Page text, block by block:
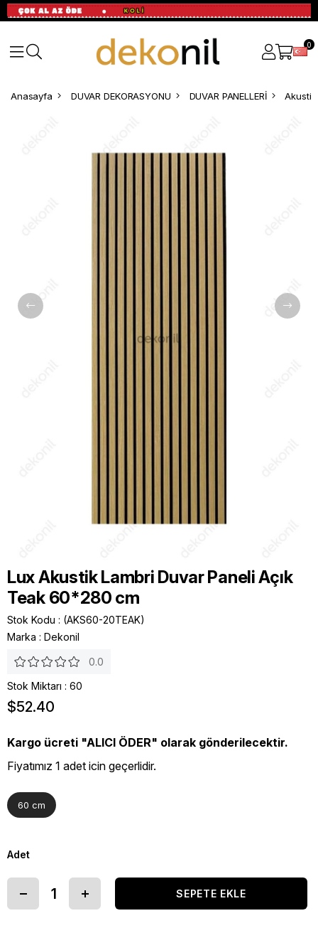
0
Anasayfa DUVAR DEKORASYONU DUVAR PANELLERİ
Lux Akustik Lambri Duvar Paneli Açık
Teak 60*280 cm
Stok Kodu
(AKS60-20TEAK)
Marka : Dekonil
0.0
Stok Miktarı : 60
$52.40
Kargo ücreti "ALICI ÖDER" olarak gönderilecektir.
Fiyatımız 1 adet icin geçerlidir.
60 cm
Adet